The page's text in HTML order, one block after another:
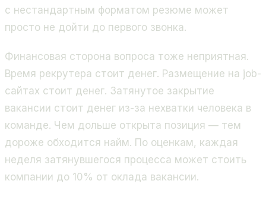
с нестандартным форматом резюме может
просто не дойти до первого звонка.
Финансовая сторона вопроса тоже неприятная.
Время рекрутера стоит денег. Размещение на job-
сайтах стоит денег. Затянутое закрытие
вакансии стоит денег из-за нехватки человека в
команде. Чем дольше открыта позиция — тем
дороже обходится найм. По оценкам, каждая
неделя затянувшегося процесса может стоить
компании до 10% от оклада вакансии.